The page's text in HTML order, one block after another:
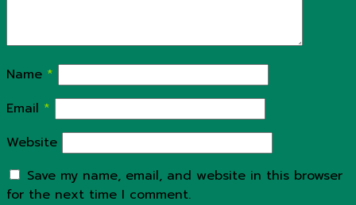
Name *
Email *
Website
Save my name, email, and website in this browser
for the next time I comment.